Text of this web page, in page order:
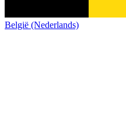
België (Nederlands)